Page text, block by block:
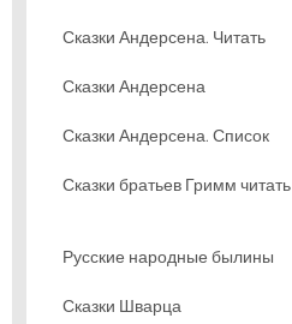
Сказки Андерсена. Читать
Сказки Андерсена
Сказки Андерсена. Список
Сказки братьев Гримм читать
Русские народные былины
Сказки Шварца